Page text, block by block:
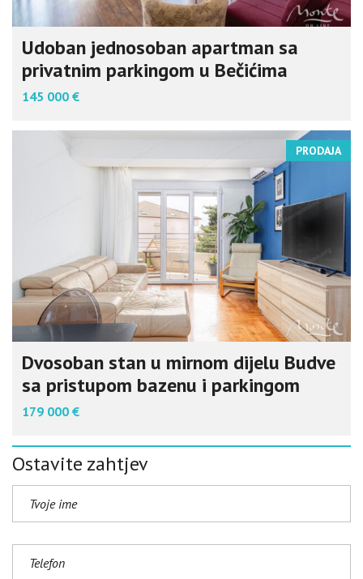
Udoban jednosoban apartman sa
privatnim parkingom u Bečićima
145 000 €
PRODAJA
Dvosoban stan u mirnom dijelu Budve
sa pristupom bazenu i parkingom
179 000 €
Ostavite zahtjev